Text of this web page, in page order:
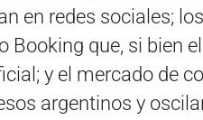
en redes sociales;
Booking que, si bien
y el mercado de
argentinos y